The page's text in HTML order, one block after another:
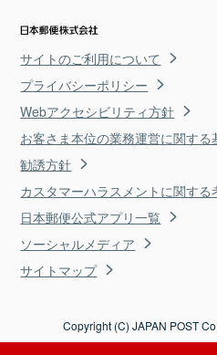
サイトのご利用について
プライバシーポリシー
Webアクセシビリティ方針
お客さま本位の業務運営に関する
勧誘方針
カスタマーハラスメントに関する
日本郵便公式アプリ一覧
ソーシャルメディア
サイトマップ
Copyright (C) JAPAN POST